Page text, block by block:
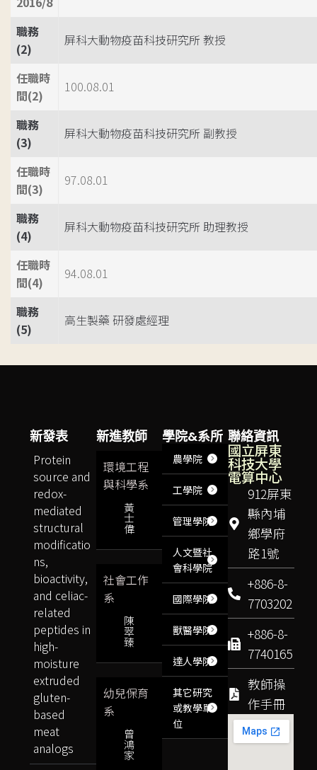
職務
(2)
屏科大動物疫苗科技研究所 教授
任職時
間(2)
100.08.01
職務
(3)
屏科大動物疫苗科技研究所 副教授
任職時
間(3)
97.08.01
職務
(4)
屏科大動物疫苗科技研究所 助理教授
任職時
間(4)
94.08.01
職務
(5)
高生製藥 研發處經理
聯絡資訊
國立屏東
科技大學
電算中心
912屏東
縣內埔
鄉學府
路1號
+886-8-
7703202
+886-8-
7740165
教師操
作手冊
學院&系所
農學院
工學院
管理學院
人文暨社
會科學院
國際學院
獸醫學院
達人學院
其它研究
或教學單
位
新進教師
環境工程
與科學系
黃
士
偉
社會工作
系
陳
翠
臻
幼兒保育
系
曾
鴻
家
新發表
Protein
source and
redox-
mediated
structural
modificatio
ns,
bioactivity,
and celiac-
related
peptides in
high-
moisture
extruded
gluten-
based
meat
analogs